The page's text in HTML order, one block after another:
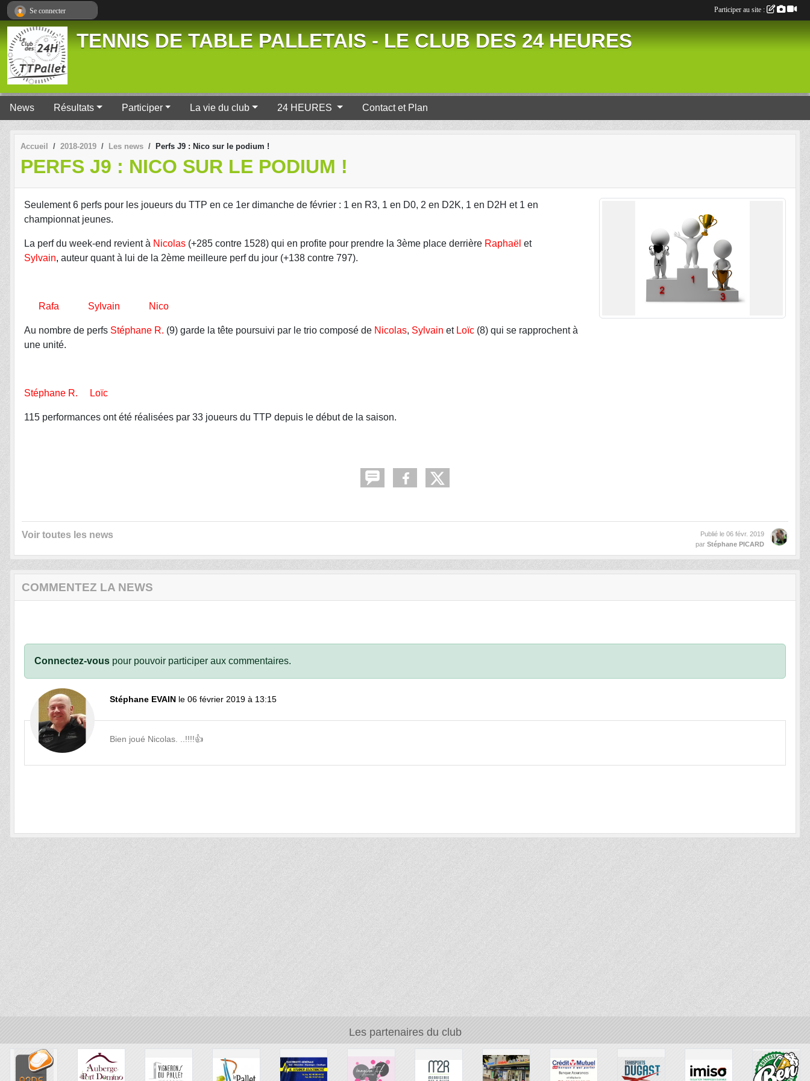
TENNIS DE TABLE PALLETAIS - LE CLUB DES 24 HEURES
News Résultats Participer La vie du club 24 HEURES Contact et Plan
Accueil 2018-2019 Les news Perfs J9 : Nico sur le podium !
PERFS J9 : NICO SUR LE PODIUM !
Seulement 6 perfs pour les joueurs du TTP en ce 1er dimanche de février : 1 en R3, 1 en D0, 2 en D2K, 1 en D2H et 1 en
championnat jeunes.
La perf du week-end revient à Nicolas (+285 contre 1528) qui en profite pour prendre la 3ème place derrière Raphaël et
Sylvain, auteur quant à lui de la 2ème meilleure perf du jour (+138 contre 797).
Rafa Sylvain Nico
Au nombre de perfs Stéphane R. (9) garde la tête poursuivi par le trio composé de Nicolas, Sylvain et Loïc (8) qui se rapprochent à
une unité.
Stéphane R. Loïc
115 performances ont été réalisées par 33 joueurs du TTP depuis le début de la saison.
Voir toutes les news Publié le 06 févr. 2019
par Stéphane PICARD
COMMENTEZ LA NEWS
Connectez-vous pour pouvoir participer aux commentaires.
Stéphane EVAIN le 06 février 2019 à 13:15
Bien joué Nicolas. ..!!!!👍
Les partenaires du club
Se connecter Participer au site :
Panneau de gestion des cookies